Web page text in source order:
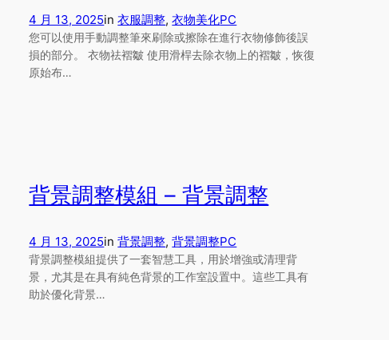
4 月 13, 2025in衣服調整, 衣物美化PC
您可以使用手動調整筆來刷除或擦除在進行衣物修飾後誤
損的部分。 衣物祛褶皺 使用滑桿去除衣物上的褶皺，恢復
原始布…
背景調整模組 – 背景調整
4 月 13, 2025in背景調整, 背景調整PC
背景調整模組提供了一套智慧工具，用於增強或清理背
景，尤其是在具有純色背景的工作室設置中。這些工具有
助於優化背景…